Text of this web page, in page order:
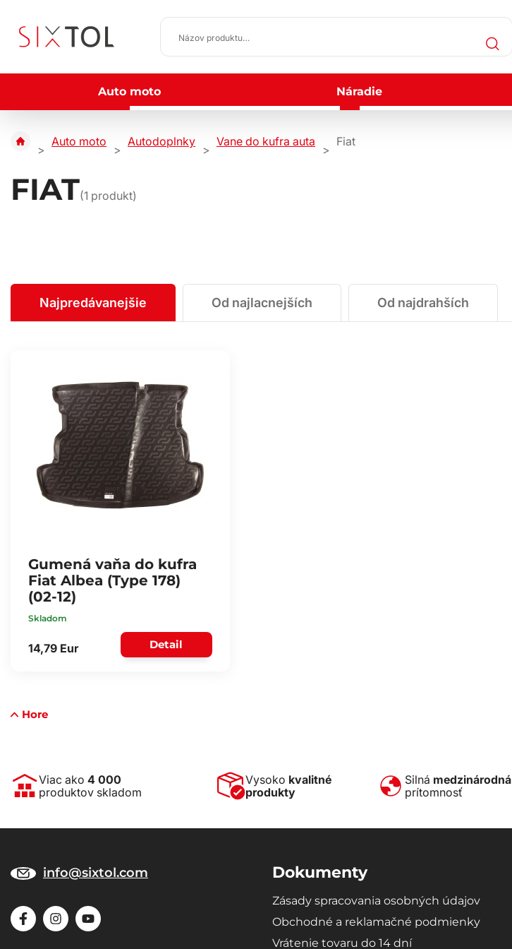
Auto moto Náradie
Auto moto Autodoplnky Vane do kufra auta Fiat
FIAT(1 produkt)
Najpredávanejšie Od najlacnejších Od najdrahších
Gumená vaňa do kufra
Fiat Albea (Type 178)
(02-12)
Skladom
14,79 Eur Detail
Hore
Viac ako 4 000
produktov skladom
Vysoko kvalitné
produkty
Silná medzinárodná
prítomnosť
info@sixtol.com Dokumenty
Zásady spracovania osobných údajov
Obchodné a reklamačné podmienky
Vrátenie tovaru do 14 dní